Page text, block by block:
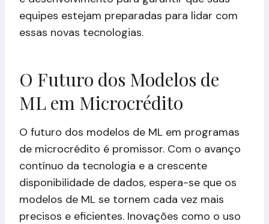
equipes estejam preparadas para lidar com
essas novas tecnologias.
O Futuro dos Modelos de
ML em Microcrédito
O futuro dos modelos de ML em programas
de microcrédito é promissor. Com o avanço
contínuo da tecnologia e a crescente
disponibilidade de dados, espera-se que os
modelos de ML se tornem cada vez mais
precisos e eficientes. Inovações como o uso